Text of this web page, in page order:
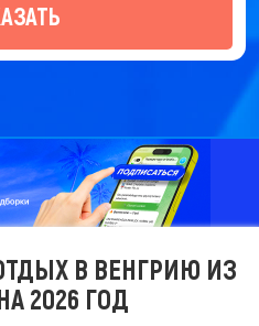
В ВЕНГРИЮ ИЗ
2026 ГОД